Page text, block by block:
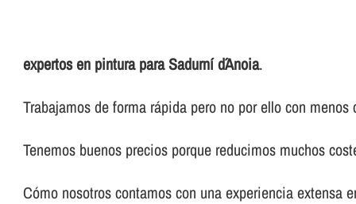
expertos en pintura para Sadurní d´Anoia.
Trabajamos de forma rápida pero no por ello con
Tenemos buenos precios porque reducimos muchos
Cómo nosotros contamos con una experiencia extensa